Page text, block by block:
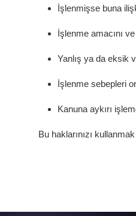
İşlenmişse buna
İşlenme amacını
Yanlış ya da eksik
İşlenme sebepleri
Kanuna aykırı
Bu haklarınızı